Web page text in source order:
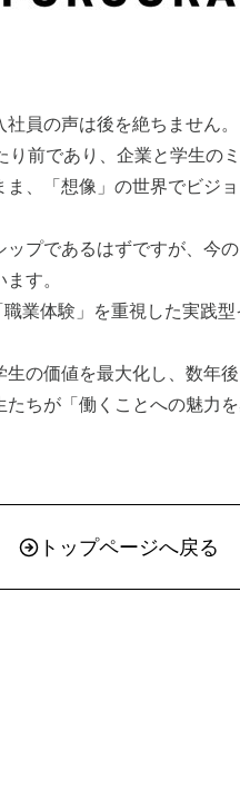
員の声は後を絶ちません。
前であり、企業と学生の
、「想像」の世界でビジ
プであるはずですが、今
す。
業体験」を重視した実践
の価値を最大化し、数年
ちが「働くことへの魅力
トップページへ戻る